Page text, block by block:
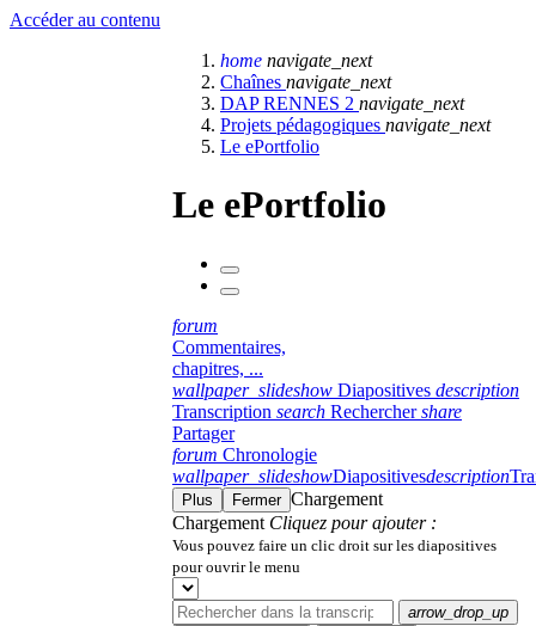
Accéder au contenu
home navigate_next
Chaînes navigate_next
DAP RENNES 2 navigate_next
Projets pédagogiques navigate_next
Le ePortfolio
Le ePortfolio
forum
Commentaires,
chapitres, ...
wallpaper_slideshow Diapositives description
Transcription search Rechercher share
Partager
forum Chronologie
wallpaper_slideshowDiapositivesdescription
Plus Fermer Chargement
Chargement Cliquez pour ajouter :
Vous pouvez faire un clic droit sur les diapositives
pour ouvrir le menu
arrow_drop_up